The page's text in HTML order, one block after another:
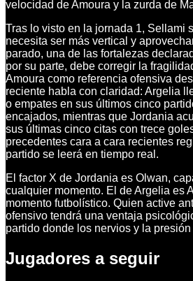
velocidad de Amoura y la zurda de
Tras lo visto en la jornada 1, Sellami
necesita ser más vertical y
parado, una de las fortalezas
por su parte, debe corregir la
Amoura como referencia ofensiva
reciente habla con claridad: Argelia
o empates en sus últimos cinco
encajados, mientras que Jordania
sus últimas cinco citas con trece
precedentes cara a cara recientes
partido se leerá en tiempo real.
El factor X de Jordania es Olwan,
cualquier momento. El de Argelia es
momento futbolístico. Quien active
ofensivo tendrá una ventaja
partido donde los nervios y la
Jugadores a seguir